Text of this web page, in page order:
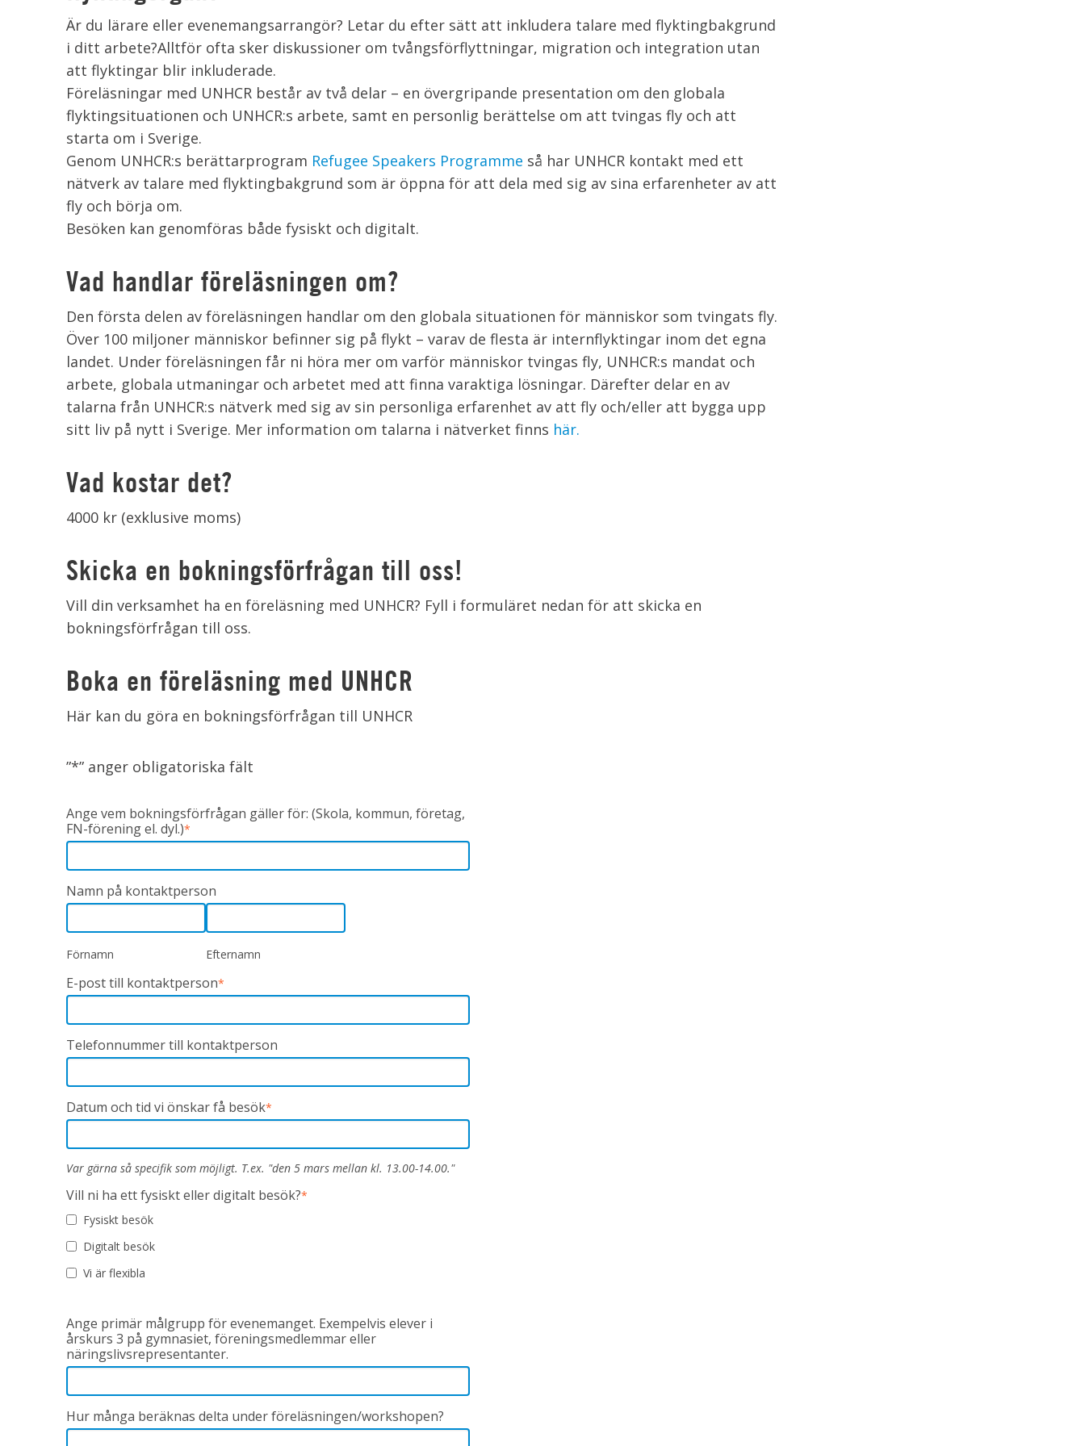
Är du lärare eller evenemangsarrangör? Letar du efter sätt att inkludera talare med flyktingbakgrund
i ditt arbete?Alltför ofta sker diskussioner om tvångsförflyttningar, migration och integration utan
att flyktingar blir inkluderade.
Föreläsningar med UNHCR består av två delar – en övergripande presentation om den globala
flyktingsituationen och UNHCR:s arbete, samt en personlig berättelse om att tvingas fly och att
starta om i Sverige.
Genom UNHCR:s berättarprogram Refugee Speakers Programme så har UNHCR kontakt med ett
nätverk av talare med flyktingbakgrund som är öppna för att dela med sig av sina erfarenheter av att
fly och börja om.
Besöken kan genomföras både fysiskt och digitalt.
Vad handlar föreläsningen om?
Den första delen av föreläsningen handlar om den globala situationen för människor som tvingats fly.
Över 100 miljoner människor befinner sig på flykt – varav de flesta är internflyktingar inom det egna
landet. Under föreläsningen får ni höra mer om varför människor tvingas fly, UNHCR:s mandat och
arbete, globala utmaningar och arbetet med att finna varaktiga lösningar. Därefter delar en av
talarna från UNHCR:s nätverk med sig av sin personliga erfarenhet av att fly och/eller att bygga upp
sitt liv på nytt i Sverige. Mer information om talarna i nätverket finns här.
Vad kostar det?
4000 kr (exklusive moms)
Skicka en bokningsförfrågan till oss!
Vill din verksamhet ha en föreläsning med UNHCR? Fyll i formuläret nedan för att skicka en
bokningsförfrågan till oss.
Boka en föreläsning med UNHCR
Här kan du göra en bokningsförfrågan till UNHCR
”*” anger obligatoriska fält
Ange vem bokningsförfrågan gäller för: (Skola, kommun, företag,
FN-förening el. dyl.)*
Namn på kontaktperson
Förnamn Efternamn
E-post till kontaktperson*
Telefonnummer till kontaktperson
Datum och tid vi önskar få besök*
Var gärna så specifik som möjligt. T.ex. "den 5 mars mellan kl. 13.00-14.00."
Vill ni ha ett fysiskt eller digitalt besök?*
Fysiskt besök
Digitalt besök
Vi är flexibla
Ange primär målgrupp för evenemanget. Exempelvis elever i
årskurs 3 på gymnasiet, föreningsmedlemmar eller
näringslivsrepresentanter.
Hur många beräknas delta under föreläsningen/workshopen?